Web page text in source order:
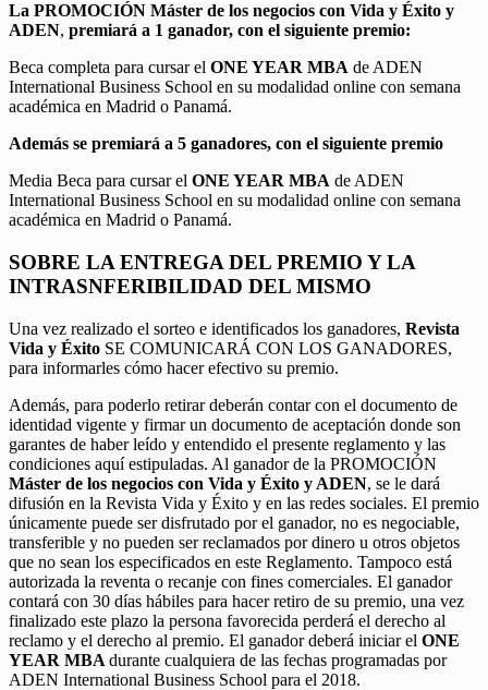
La PROMOCIÓN Máster de los negocios con Vida y Éxito y
ADEN, premiará a 1 ganador, con el siguiente premio:
Beca completa para cursar el ONE YEAR MBA de ADEN
International Business School en su modalidad online con semana
académica en Madrid o Panamá.
Además se premiará a 5 ganadores, con el siguiente premio
Media Beca para cursar el ONE YEAR MBA de ADEN
International Business School en su modalidad online con semana
académica en Madrid o Panamá.
SOBRE LA ENTREGA DEL PREMIO Y LA
INTRASNFERIBILIDAD DEL MISMO
Una vez realizado el sorteo e identificados los ganadores, Revista
Vida y Éxito SE COMUNICARÁ CON LOS GANADORES,
para informarles cómo hacer efectivo su premio.
Además, para poderlo retirar deberán contar con el documento de
identidad vigente y firmar un documento de aceptación donde son
garantes de haber leído y entendido el presente reglamento y las
condiciones aquí estipuladas. Al ganador de la PROMOCIÓN
Máster de los negocios con Vida y Éxito y ADEN, se le dará
difusión en la Revista Vida y Éxito y en las redes sociales. El premio
únicamente puede ser disfrutado por el ganador, no es negociable,
transferible y no pueden ser reclamados por dinero u otros objetos
que no sean los especificados en este Reglamento. Tampoco está
autorizada la reventa o recanje con fines comerciales. El ganador
contará con 30 días hábiles para hacer retiro de su premio, una vez
finalizado este plazo la persona favorecida perderá el derecho al
reclamo y el derecho al premio. El ganador deberá iniciar el ONE
YEAR MBA durante cualquiera de las fechas programadas por
ADEN International Business School para el 2018.